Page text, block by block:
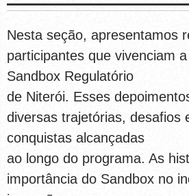
Nesta seção, apresentamos
participantes que vivenciam
Sandbox Regulatório
de Niterói. Esses
diversas trajetórias, desafios
conquistas alcançadas
ao longo do programa. As
importância do Sandbox no